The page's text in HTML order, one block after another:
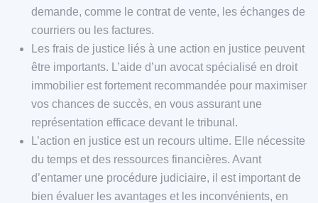
demande, comme le contrat de vente, les échanges de
courriers ou les factures.
Les frais de justice liés à une action en justice peuvent
être importants. L’aide d’un avocat spécialisé en droit
immobilier est fortement recommandée pour maximiser
vos chances de succès, en vous assurant une
représentation efficace devant le tribunal.
L’action en justice est un recours ultime. Elle nécessite
du temps et des ressources financières. Avant
d’entamer une procédure judiciaire, il est important de
bien évaluer les avantages et les inconvénients, en